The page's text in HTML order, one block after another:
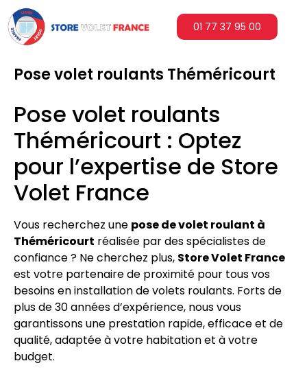
01 77 37 95 00
Pose volet roulants Théméricourt
Pose volet roulants
Théméricourt : Optez
pour l’expertise de Store
Volet France
Vous recherchez une pose de volet roulant à
Théméricourt réalisée par des spécialistes de
confiance ? Ne cherchez plus, Store Volet France
est votre partenaire de proximité pour tous vos
besoins en installation de volets roulants. Forts de
plus de 30 années d’expérience, nous vous
garantissons une prestation rapide, efficace et de
qualité, adaptée à votre habitation et à votre
budget.